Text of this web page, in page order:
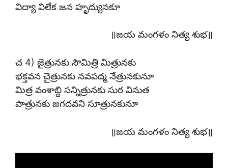
విద్యా విలేక జన హృద్యునకూ
॥జయ మంగళం నిత్య శుభ॥
చ 4) జైత్రునకు సౌమిత్రి మిత్రునకు
భక్తవన చైత్రునకు నవపద్మ నేత్రునకునూ
మిత్ర వంశాబ్ది సన్నిత్రునకు సుర వినుత
పాత్రునకు జగదవని సూత్రునకునూ
॥జయ మంగళం నిత్య శుభ॥